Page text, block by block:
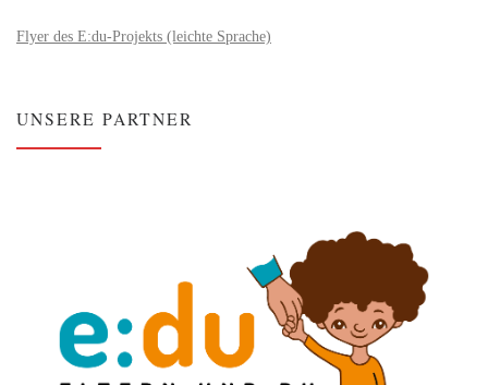
Flyer des E:du-Projekts (leichte Sprache)
UNSERE PARTNER